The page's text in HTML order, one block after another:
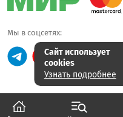
Мы в соцсетях:
Сайт использует
cookies
Узнать подробнее